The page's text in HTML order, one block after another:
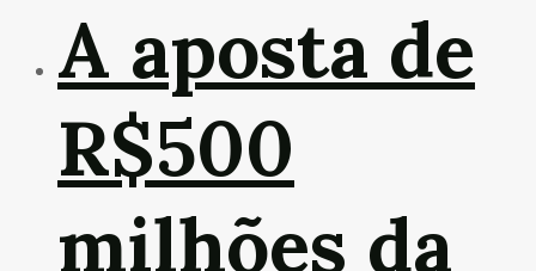
A aposta de
R$500
milhões da